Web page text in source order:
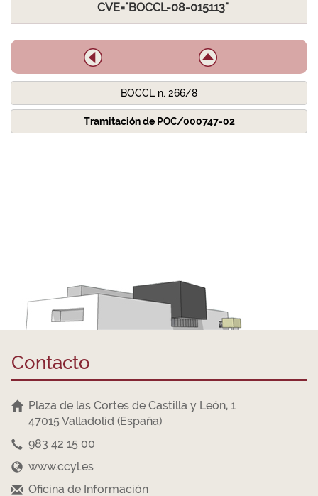
CVE="BOCCL-08-015113"
BOCCL n. 266/8
Tramitación de POC/000747-02
Contacto
Plaza de las Cortes de Castilla y León, 1
47015 Valladolid (España)
983 42 15 00
www.ccyl.es
Oficina de Información